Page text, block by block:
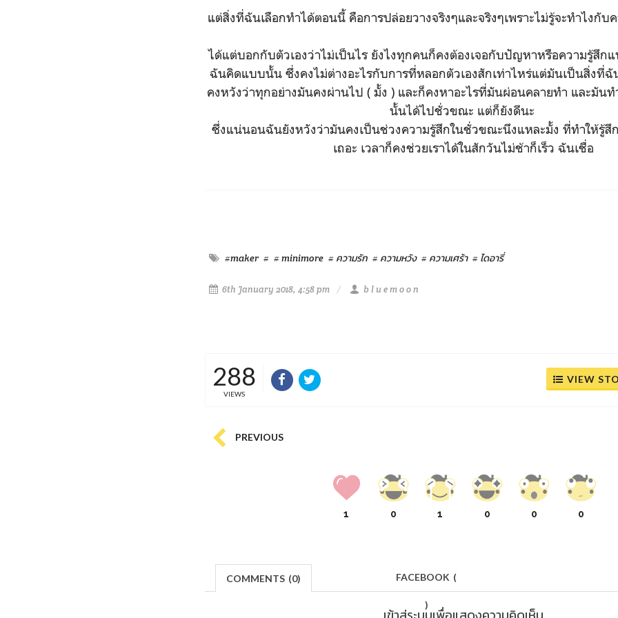
แต่สิ่งที่ฉันเลือกทำได้ตอนนี้ คือการปล่อยวางจริงๆและจริงๆเพราะไม่รู้จะทำไงกับ
ได้แต่บอกกับตัวเองว่าไม่เป็นไร ยังไงทุกคนก็คงต้องเจอกับปัญหาหรือความรู้สึ
ฉันคิดแบบนั้น ซึ่งคงไม่ต่างอะไรกับการที่หลอกตัวเองสักเท่าไหร่แต่มันเป็นสิ่งที่
คงหวังว่าทุกอย่างมันคงผ่านไป ( มั้ง ) และก็คงหาอะไรที่มันผ่อนคลายทำ และมัน
นั้นได้ไปชั่วขณะ แต่ก็ยังดีนะ
ซึ่งแน่นอนฉันยังหวังว่ามันคงเป็นช่วงความรู้สึกในชั่วขณะนึงแหละมั้ง ที่ทำให้รู้สึ
เถอะ เวลาก็คงช่วยเราได้ในสักวันไม่ช้าก็เร็ว ฉันเชื่อ
#maker # # minimore # ความรัก # ความหวัง # ความเศร้า # ไดอารี่
6th January 2018, 4:58 pm b l u e m o o n
288
VIEWS
VIEW
PREVIOUS
1 0 1 0 0 0
COMMENTS (0) FACEBOOK (
)